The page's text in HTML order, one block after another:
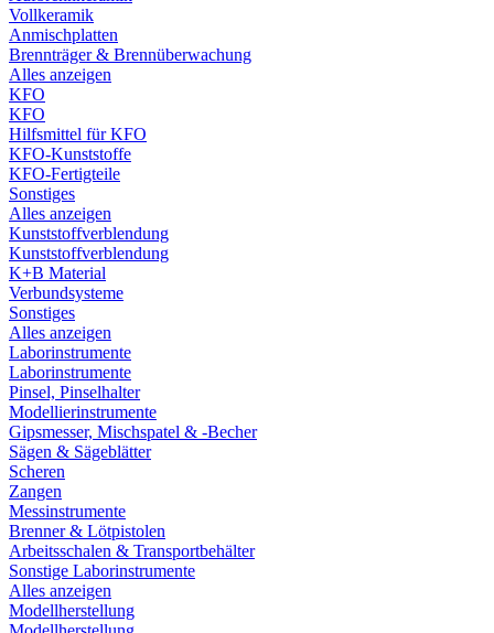
Vollkeramik
Anmischplatten
Brennträger & Brennüberwachung
Alles anzeigen
KFO
KFO
Hilfsmittel für KFO
KFO-Kunststoffe
KFO-Fertigteile
Sonstiges
Alles anzeigen
Kunststoffverblendung
Kunststoffverblendung
K+B Material
Verbundsysteme
Sonstiges
Alles anzeigen
Laborinstrumente
Laborinstrumente
Pinsel, Pinselhalter
Modellierinstrumente
Gipsmesser, Mischspatel & -Becher
Sägen & Sägeblätter
Scheren
Zangen
Messinstrumente
Brenner & Lötpistolen
Arbeitsschalen & Transportbehälter
Sonstige Laborinstrumente
Alles anzeigen
Modellherstellung